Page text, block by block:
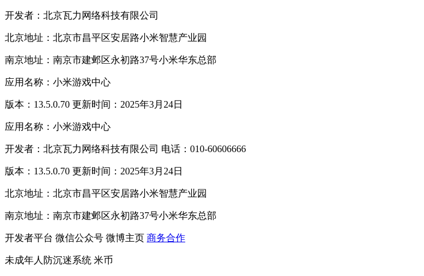
开发者：北京瓦力网络科技有限公司
北京地址：北京市昌平区安居路小米智慧产业园
南京地址：南京市建邺区永初路37号小米华东总部
应用名称：小米游戏中心
版本：13.5.0.70 更新时间：2025年3月24日
应用名称：小米游戏中心
开发者：北京瓦力网络科技有限公司 电话：010-60606666
版本：13.5.0.70 更新时间：2025年3月24日
北京地址：北京市昌平区安居路小米智慧产业园
南京地址：南京市建邺区永初路37号小米华东总部
开发者平台 微信公众号 微博主页 商务合作
未成年人防沉迷系统 米币